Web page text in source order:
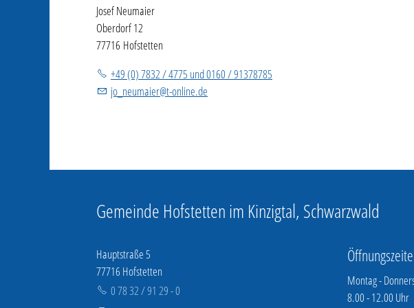
Josef Neumaier
Oberdorf 12
77716 Hofstetten
+49 (0) 7832 / 4775 und 0160 / 91378785
jo_neumaier@t-online.de
Gemeinde Hofstetten im Kinzigtal, Schwarzwald
Hauptstraße 5
77716 Hofstetten
0 78 32 / 91 29 - 0
Montag -
8.00 - 12.00 Uhr